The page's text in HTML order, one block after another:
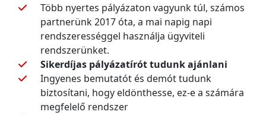
Több nyertes pályázaton vagyunk túl, számos
partnerünk 2017 óta, a mai napig napi
rendszerességgel használja ügyviteli
rendszerünket.
Sikerdíjas pályázatírót tudunk ajánlani
Ingyenes bemutatót és demót tudunk
biztosítani, hogy eldönthesse, ez-e a számára
megfelelő rendszer